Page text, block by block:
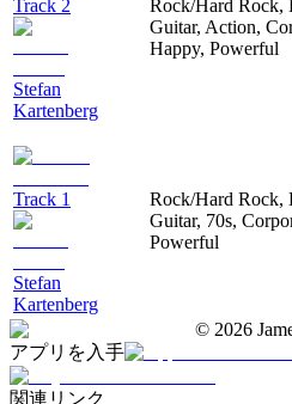
Track 2
Stefan
Kartenberg
Rock/Hard Rock,
Guitar, Action,
Happy, Powerful
Track 1
Stefan
Kartenberg
Rock/Hard Rock,
Guitar, 70s,
Powerful
© 2026
アプリを入手
関連リンク